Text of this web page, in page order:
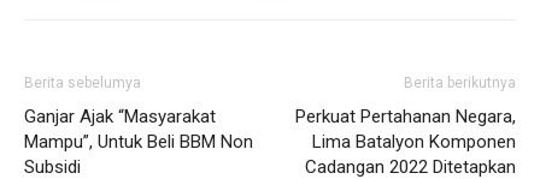
Berita sebelumya
Ganjar Ajak “Masyarakat
Mampu”, Untuk Beli BBM Non
Subsidi
Berita berikutnya
Perkuat Pertahanan Negara,
Lima Batalyon Komponen
Cadangan 2022 Ditetapkan